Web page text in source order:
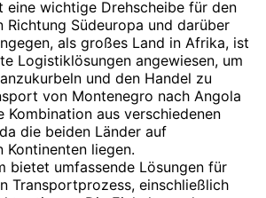
eine wichtige Drehscheibe für den
Südeuropa und darüber
als großes Land in Afrika, ist
Logistiklösungen angewiesen, um
und den Handel zu
von Montenegro nach Angola
aus verschiedenen
die beiden Länder auf
Kontinenten liegen.
bietet umfassende Lösungen für
Transportprozess, einschließlich